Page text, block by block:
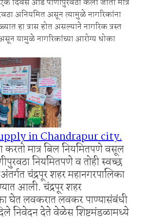
ताब्यात, पालकांना समज देऊन वाहने सुपूर्द
अनियमित असून त्यामुळे नागरिकांना
हा त्रास होत असल्याने नागरिक त्रस्त
यामुळे नागरिकांच्या आरोग्य धोका
in Chandrapur city.
मात्र बिल नियमितपणे वसूल
नियमितपणे व तोही स्वच्छ
चंद्रपूर शहर महानगरपालिका
आली. चंद्रपूर शहर
घेत लवकरात लवकर पाण्यासंबंधी
निवेदन देते वेळेस शिष्टमंडळामध्ये